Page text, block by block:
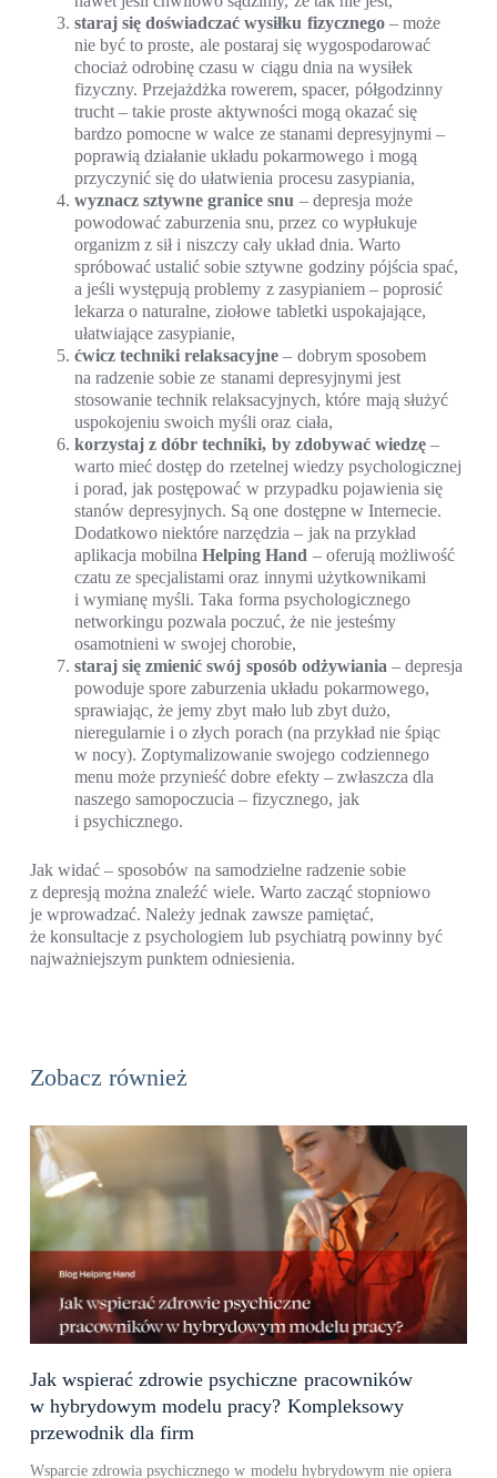
staraj się doświadczać wysiłku fizycznego– może
nie być to proste, ale postaraj się wygospodarować
chociaż odrobinę czasu w ciągu dnia na wysiłek
fizyczny. Przejażdżka rowerem, spacer, półgodzinny
trucht – takie proste aktywności mogą okazać się
bardzo pomocne w walce ze stanami depresyjnymi –
poprawią działanie układu pokarmowego i mogą
przyczynić się do ułatwienia procesu zasypiania,
wyznacz sztywne granice snu – depresja może
powodować zaburzenia snu, przez co wypłukuje
organizm z sił i niszczy cały układ dnia. Warto
spróbować ustalić sobie sztywne godziny pójścia spać,
a jeśli występują problemy z zasypianiem – poprosić
lekarza o naturalne, ziołowe tabletki uspokajające,
ułatwiające zasypianie,
ćwicz techniki relaksacyjne – dobrym sposobem
na radzenie sobie ze stanami depresyjnymi jest
stosowanie technik relaksacyjnych, które mają służyć
uspokojeniu swoich myśli oraz ciała,
korzystaj z dóbr techniki, by zdobywać wiedzę –
warto mieć dostęp do rzetelnej wiedzy psychologicznej
i porad, jak postępować w przypadku pojawienia się
stanów depresyjnych. Są one dostępne w Internecie.
Dodatkowo niektóre narzędzia – jak na przykład
aplikacja mobilnaHelping Hand – oferują możliwość
czatu ze specjalistami oraz innymi użytkownikami
i wymianę myśli. Taka forma psychologicznego
networkingu pozwala poczuć, że nie jesteśmy
osamotnieni w swojej chorobie,
staraj się zmienić swój sposób odżywiania – depresja
powoduje spore zaburzenia układu pokarmowego,
sprawiając, że jemy zbyt mało lub zbyt dużo,
nieregularnie i o złych porach (na przykład nie śpiąc
w nocy). Zoptymalizowanie swojego codziennego
menu może przynieść dobre efekty – zwłaszcza dla
naszego samopoczucia – fizycznego, jak
i psychicznego.
Jak widać – sposobów na samodzielne radzenie sobie
z depresją można znaleźć wiele. Warto zacząć stopniowo
je wprowadzać. Należy jednak zawsze pamiętać,
że konsultacje z psychologiem lub psychiatrą powinny być
najważniejszym punktem odniesienia.
Zobacz również
Jak wspierać zdrowie psychiczne pracowników
w hybrydowym modelu pracy? Kompleksowy
przewodnik dla firm
Wsparcie zdrowia psychicznego w modelu hybrydowym nie opiera